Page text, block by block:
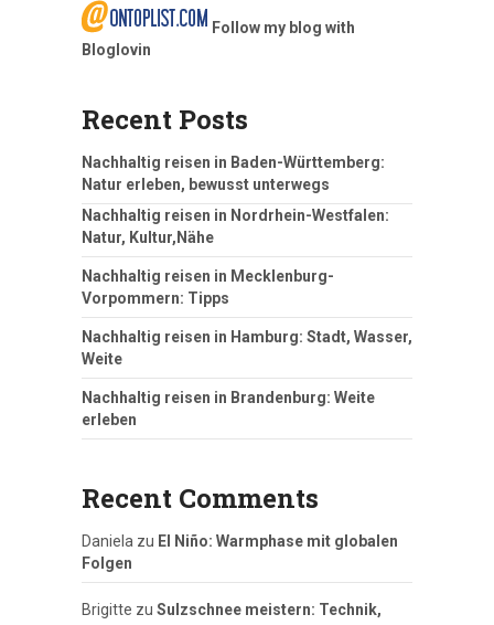
Follow my blog with
Bloglovin
Recent Posts
Nachhaltig reisen in Baden-Württemberg:
Natur erleben, bewusst unterwegs
Nachhaltig reisen in Nordrhein-Westfalen:
Natur, Kultur,Nähe
Nachhaltig reisen in Mecklenburg-
Vorpommern: Tipps
Nachhaltig reisen in Hamburg: Stadt, Wasser,
Weite
Nachhaltig reisen in Brandenburg: Weite
erleben
Recent Comments
Daniela zu El Niño: Warmphase mit globalen
Folgen
Brigitte zu Sulzschnee meistern: Technik,